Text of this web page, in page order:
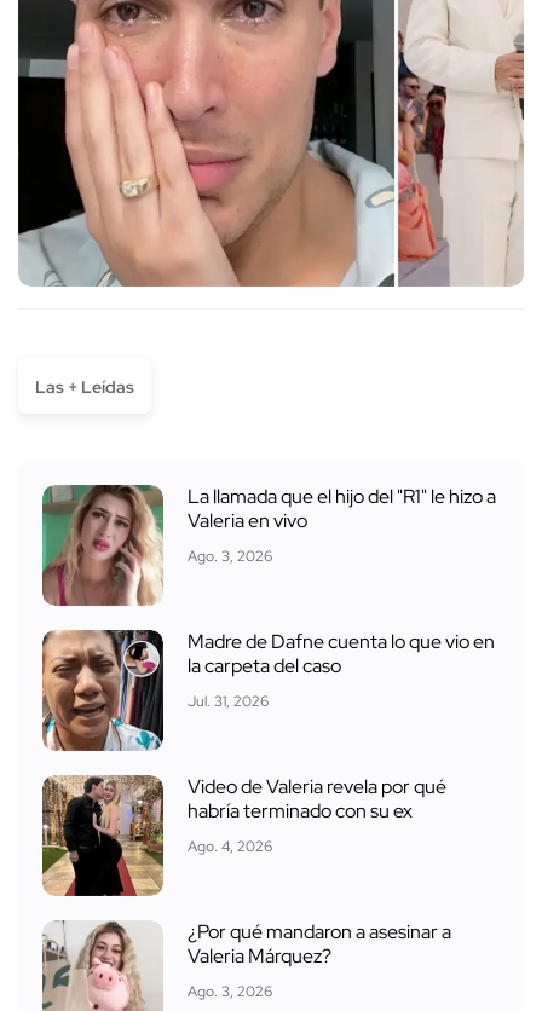
Las + Leídas
La llamada que el hijo del "R1" le hizo a
Valeria en vivo
Ago. 3, 2026
Madre de Dafne cuenta lo que vio en
la carpeta del caso
Jul. 31, 2026
Video de Valeria revela por qué
habría terminado con su ex
Ago. 4, 2026
¿Por qué mandaron a asesinar a
Valeria Márquez?
Ago. 3, 2026